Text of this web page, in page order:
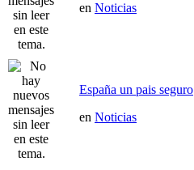
en Noticias
España un pais seguro
en Noticias